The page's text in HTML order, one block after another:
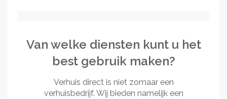
Van welke diensten kunt u het
best gebruik maken?
Verhuis direct is niet zomaar een
verhuisbedrijf. Wij bieden namelijk een